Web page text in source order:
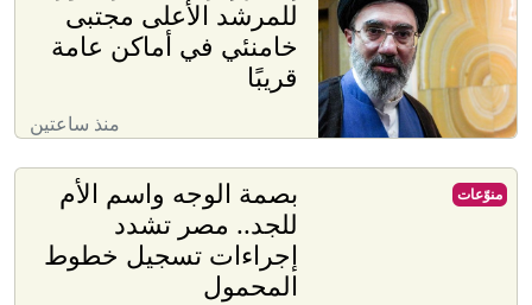
للمرشد الأعلى مجتبى
خامنئي في أماكن عامة
قريبًا
منذ ساعتين
بصمة الوجه واسم الأم
للجد.. مصر تشدد
إجراءات تسجيل خطوط
المحمول
منوّعات